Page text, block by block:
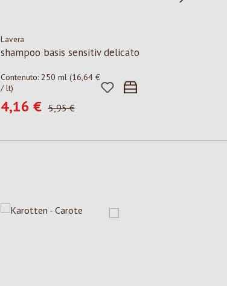
Lavera
shampoo basis sensitiv delicato
Contenuto: 250 ml (16,64 €
/ lt)
Prezzo di vendita:
4,16 € Prezzo normale:
5,95 €